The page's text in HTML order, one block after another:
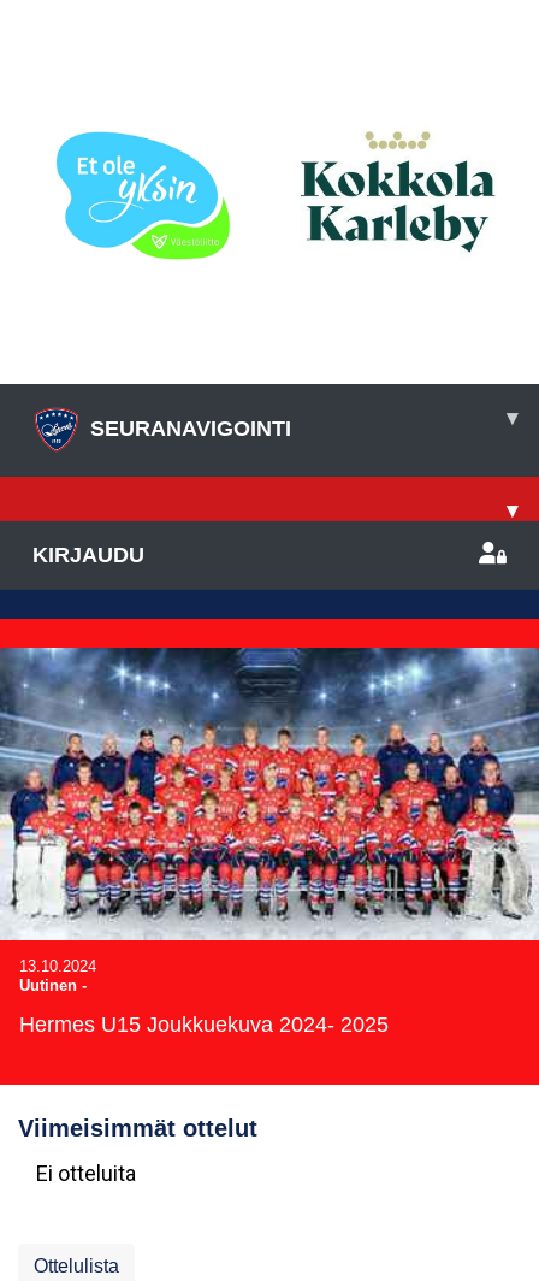
SEURANAVIGOINTI ▾
▾
KIRJAUDU
13.10.2024
Uutinen -
Hermes U15 Joukkuekuva 2024- 2025
Viimeisimmät ottelut
Ei otteluita
Ottelulista